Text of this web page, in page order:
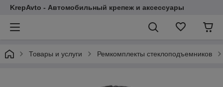
KrepAvto - Автомобильный крепеж и аксессуары
Товары и услуги Ремкомплекты стеклоподъемников